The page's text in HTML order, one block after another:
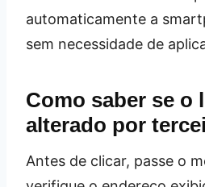
automaticamente a
sem necessidade de
Como saber se o
alterado por
Antes de clicar, passe o